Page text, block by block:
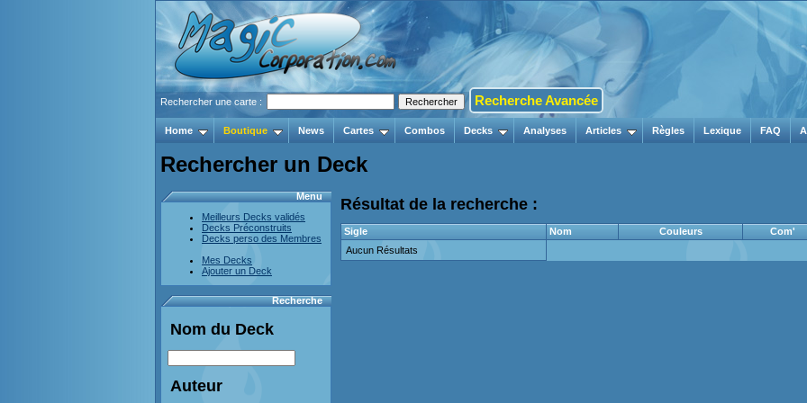
Rechercher une carte : Recherche Avancée
Home Boutique News Cartes Combos Decks Analyses Articles Règles Lexique FAQ
Rechercher un Deck
Menu
Meilleurs Decks validés
Decks Préconstruits
Decks perso des Membres
Mes Decks
Ajouter un Deck
Recherche
Nom du Deck
Auteur
Résultat de la recherche :
Sigle Nom Couleurs
Com'
Aucun Résultats